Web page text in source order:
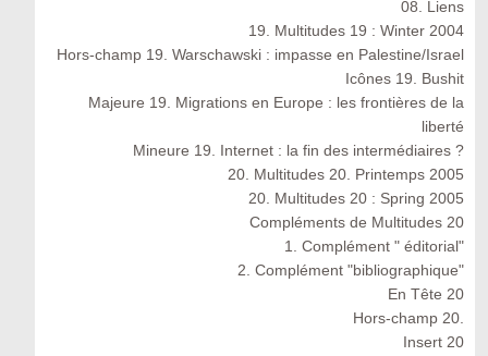
08. Liens
19. Multitudes 19 : Winter 2004
Hors-champ 19. Warschawski : impasse en Palestine/Israel
Icônes 19. Bushit
Majeure 19. Migrations en Europe : les frontières de la
liberté
Mineure 19. Internet : la fin des intermédiaires ?
20. Multitudes 20. Printemps 2005
20. Multitudes 20 : Spring 2005
Compléments de Multitudes 20
1. Complément " éditorial"
2. Complément "bibliographique"
En Tête 20
Hors-champ 20.
Insert 20